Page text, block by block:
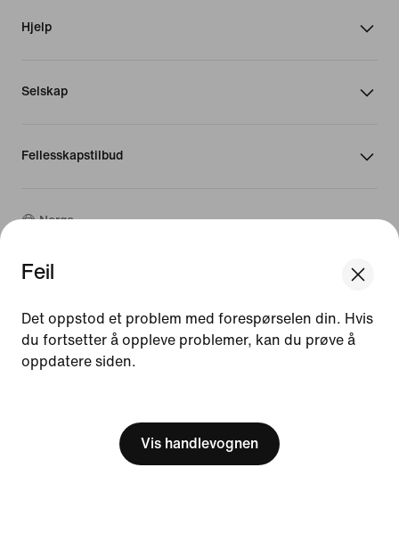
Update your location?
Norge
Feil
Det oppstod et problem med forespørselen din. Hvis
du fortsetter å oppleve problemer, kan du prøve å
oppdatere siden.
Vis handlevognen
Hjelp
Selskap
Fellesskapstilbud
Norge
© 2026
Bruksvilkår
Salgsvilkår
Bedriftsinformasjon